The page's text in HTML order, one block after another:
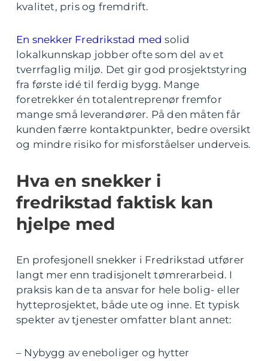
kvalitet, pris og fremdrift.
En snekker Fredrikstad med solid
lokalkunnskap jobber ofte som del av et
tverrfaglig miljø. Det gir god prosjektstyring
fra første idé til ferdig bygg. Mange
foretrekker én totalentreprenør fremfor
mange små leverandører. På den måten får
kunden færre kontaktpunkter, bedre oversikt
og mindre risiko for misforståelser underveis.
Hva en snekker i
fredrikstad faktisk kan
hjelpe med
En profesjonell snekker i Fredrikstad utfører
langt mer enn tradisjonelt tømrerarbeid. I
praksis kan de ta ansvar for hele bolig- eller
hytteprosjektet, både ute og inne. Et typisk
spekter av tjenester omfatter blant annet:
– Nybygg av eneboliger og hytter